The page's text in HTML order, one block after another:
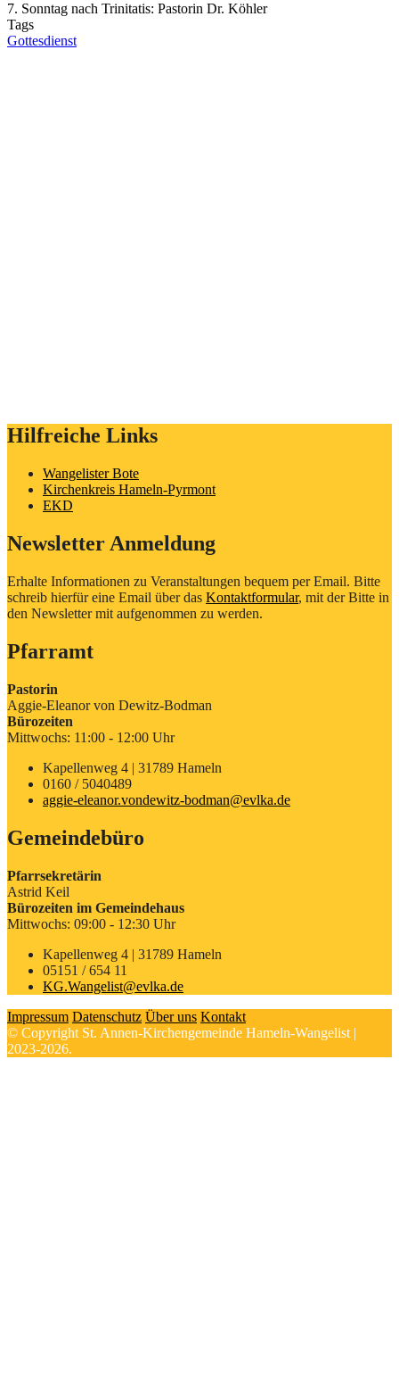
7. Sonntag nach Trinitatis: Pastorin Dr. Köhler
Tags
Gottesdienst
Hilfreiche Links
Wangelister Bote
Kirchenkreis Hameln-Pyrmont
EKD
Newsletter Anmeldung
Erhalte Informationen zu Veranstaltungen bequem per Email. Bitte
schreib hierfür eine Email über das Kontaktformular, mit der Bitte in
den Newsletter mit aufgenommen zu werden.
Pfarramt
Pastorin
Aggie-Eleanor von Dewitz-Bodman
Bürozeiten
Mittwochs: 11:00 - 12:00 Uhr
Kapellenweg 4 | 31789 Hameln
0160 / 5040489
aggie-eleanor.vondewitz-bodman@evlka.de
Gemeindebüro
Pfarrsekretärin
Astrid Keil
Bürozeiten im Gemeindehaus
Mittwochs: 09:00 - 12:30 Uhr
Kapellenweg 4 | 31789 Hameln
05151 / 654 11
KG.Wangelist@evlka.de
Impressum Datenschutz Über uns Kontakt
© Copyright St. Annen-Kirchengemeinde Hameln-Wangelist |
2023-2026.